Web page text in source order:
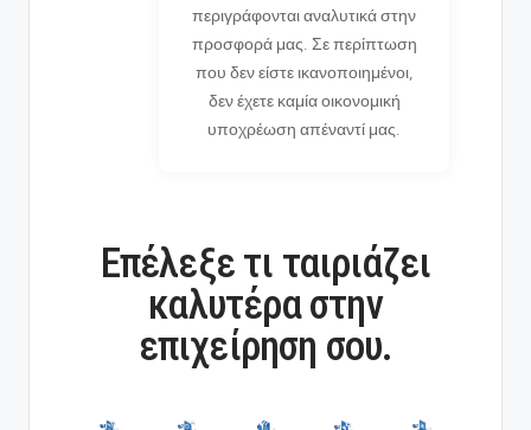
περιγράφονται αναλυτικά στην
προσφορά μας. Σε περίπτωση
που δεν είστε ικανοποιημένοι,
δεν έχετε καμία οικονομική
υποχρέωση απέναντί μας.
Επέλεξε τι ταιριάζει
καλυτέρα στην
επιχείρηση σου.